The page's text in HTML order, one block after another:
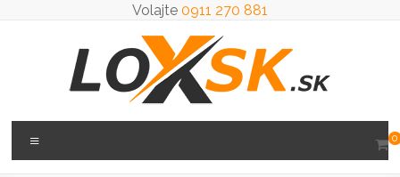
Volajte 0911 270 881
Loxsk
predaj
0